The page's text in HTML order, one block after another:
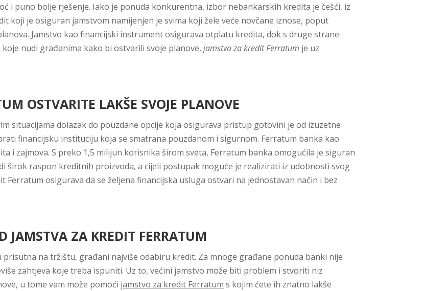
i puno bolje rješenje. Iako je ponuda konkurentna, izbor nebankarskih kredita je češći, iz
koji je osiguran jamstvom namijenjen je svima koji žele veće novčane iznose, poput
Jamstvo kao financijski instrument osigurava otplatu kredita, dok s druge strane
nudi građanima kako bi ostvarili svoje planove,jamstvo za kredit Ferratum je uz
OSTVARITE LAKŠE SVOJE PLANOVE
situacijama dolazak do pouzdane opcije koja osigurava pristup gotovini je od izuzetne
financijsku instituciju koja se smatrana pouzdanom i sigurnom. Ferratum banka kao
i zajmova. S preko 1,5 milijun korisnika širom sveta, Ferratum banka omogućila je siguran
širok raspon kreditnih proizvoda, a cijeli postupak moguće je realizirati iz udobnosti svog
Ferratum osigurava da se željena financijska usluga ostvari na jednostavan način i bez
JAMSTVA ZA KREDIT FERRATUM
na tržištu, građani najviše odabiru kredit. Za mnoge građane ponuda banki nije
zahtjeva koje treba ispuniti. Uz to, većini jamstvo može biti problem i stvoriti niz
u tome vam može pomoći jamstvo za kredit Ferratum s kojim ćete ih znatno lakše